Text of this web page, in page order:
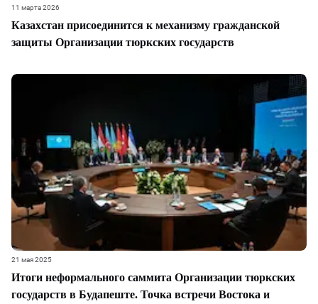
Казахстан присоединится к механизму гражданской
защиты Организации тюркских государств
11 марта 2026
Итоги неформального саммита Организации тюркских
государств в Будапеште. Точка встречи Востока и
21 мая 2025